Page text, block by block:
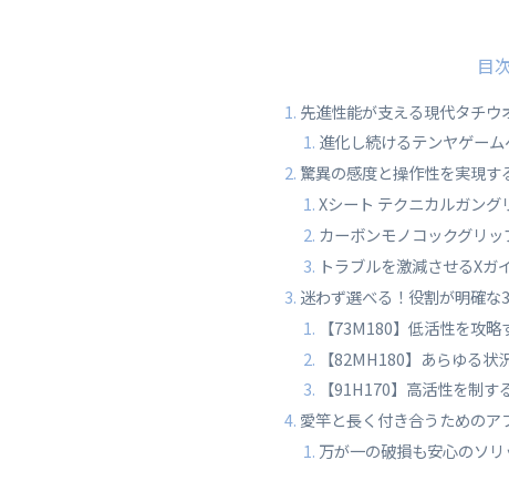
目
先進性能が支える現代タチウ
進化し続けるテンヤゲー
驚異の感度と操作性を実現
Xシート テクニカルガン
カーボンモノコックグリ
トラブルを激減させるXガ
迷わず選べる！役割が明確な
【73M180】低活性を攻
【82MH180】あらゆる
【91H170】高活性を制
愛竿と長く付き合うためのア
万が一の破損も安心のソ